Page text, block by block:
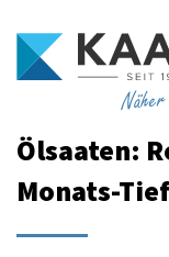
Ölsaaten:
Monats-Tief